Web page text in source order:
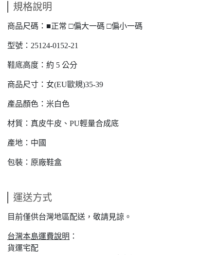
規格說明
商品尺碼：■正常 □偏大一碼 □偏小一碼
型號：25124-0152-21
鞋底高度：約 5 公分
商品尺寸：女(EU歐規)35-39
產品顏色：米白色
材質：真皮牛皮、PU輕量合成底
產地：中國
包裝：原廠鞋盒
運送方式
目前僅供台灣地區配送，敬請見諒。
台灣本島運費說明 ：
貨運宅配